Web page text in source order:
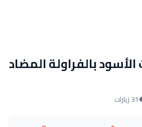
بالفراولة المضاد
31 زيارات